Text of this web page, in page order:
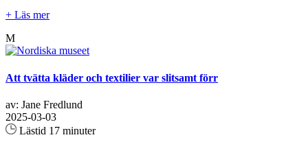
+ Läs mer
M
Att tvätta kläder och textilier var slitsamt förr
av: Jane Fredlund
2025-03-03
Lästid 17 minuter